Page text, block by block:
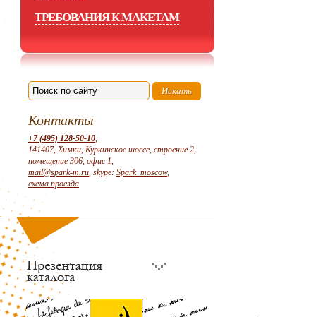
ТРЕБОВАНИЯ К МАКЕТАМ
Контакты
+7 (495) 128-50-10,
141407, Химки, Куркинское шоссе, строение 2,
помещение 306, офис 1,
mail@spark-m.ru, skype: Spark_moscow,
схема проезда